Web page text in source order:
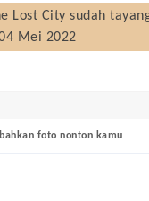
Lost City sudah
Mei 2022
foto nonton kamu